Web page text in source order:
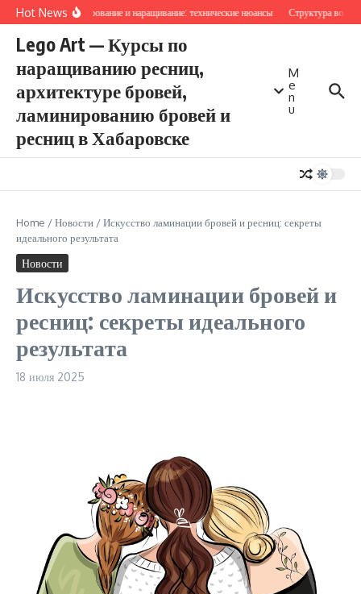
Перейти к содержанию
Hot NewsЛаминирование и наращивание: технические нюансы Структура
Lego Art — Курсы по
наращиванию ресниц,
архитектуре бровей,
ламинированию бровей и
ресниц в Хабаровске
M
e
n
u
Home /Новости /Искусство ламинации бровей и ресниц: секреты
идеального результата
Новости
Искусство ламинации бровей и
ресниц: секреты идеального
результата
18 июля 2025